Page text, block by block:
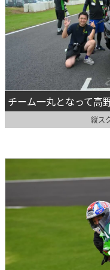
チーム一丸となって高
縦ス